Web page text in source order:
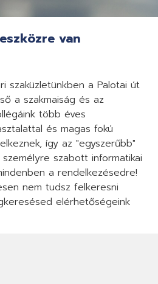
van
szaküzletünkben a Palotai út
a szakmaiság és az
több éves
és magas fokú
így az "egyszerűbb"
szabott informatikai
a rendelkezésedre!
nem tudsz felkeresni
elérhetőségeink